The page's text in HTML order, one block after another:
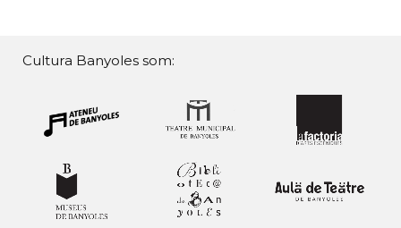
Cultura Banyoles som: